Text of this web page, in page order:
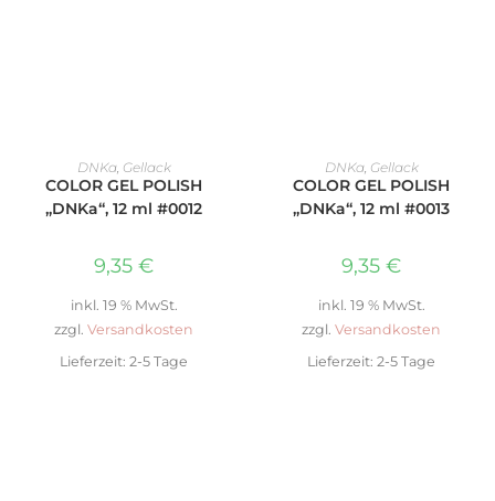
IN DEN WARENKORB
DNKa, Gellack
COLOR GEL POLISH
„DNKa“, 12 ml #0012
9,35 €
inkl. 19 % MwSt.
zzgl. Versandkosten
Lieferzeit: 2-5 Tage
IN DEN WARENKORB
DNKa, Gellack
COLOR GEL POLISH
„DNKa“, 12 ml #0013
9,35 €
inkl. 19 % MwSt.
zzgl. Versandkosten
Lieferzeit: 2-5 Tage